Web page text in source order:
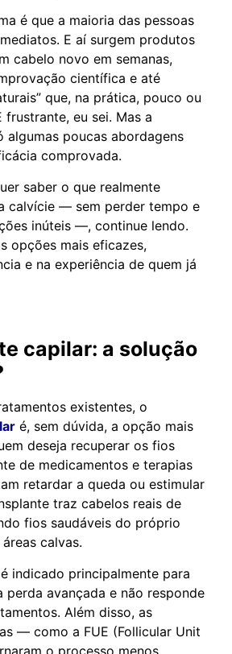
é que a maioria das pessoas
E aí surgem produtos
cabelo novo em semanas,
científica e até
que, na prática, pouco ou
frustrante, eu sei. Mas a
algumas poucas abordagens
comprovada.
saber o que realmente
calvície — sem perder tempo e
inúteis —, continue lendo.
opções mais eficazes,
e na experiência de quem já
capilar: a solução
existentes, o
é, sem dúvida, a opção mais
deseja recuperar os fios
de medicamentos e terapias
retardar a queda ou estimular
traz cabelos reais de
fios saudáveis do próprio
calvas.
indicado principalmente para
perda avançada e não responde
Além disso, as
— como a FUE (Follicular Unit
o processo menos